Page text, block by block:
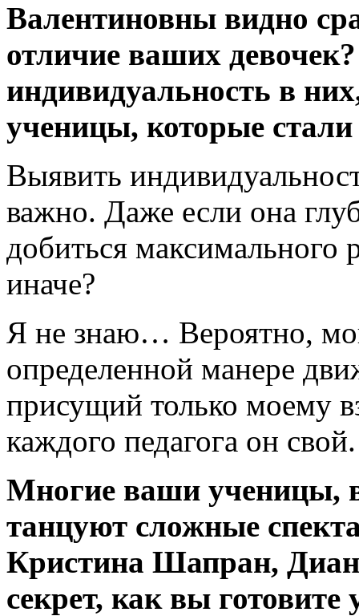
Валентиновны видно
отличие ваших
индивидуальность в
ученицы, которые
Выявить
важно. Даже если она
добиться максимального
иначе?
Я не знаю… Вероятно,
определенной манере
присущий только моему
каждого педагога он свой.
Многие ваши ученицы,
танцуют сложные
Кристина Шапран,
секрет, как вы